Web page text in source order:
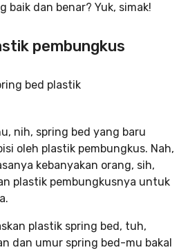
baik dan benar? Yuk, simak!
pembungkus
nih, spring bed yang baru
oleh plastik pembungkus. Nah,
kebanyakan orang, sih,
plastik pembungkusnya untuk
plastik spring bed, tuh,
dan umur spring bed-mu bakal